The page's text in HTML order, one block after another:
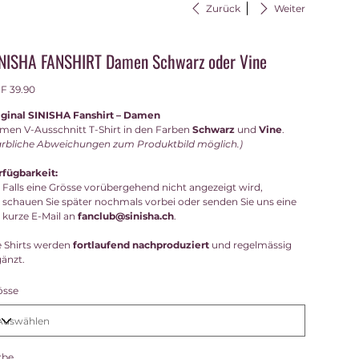
Zurück Weiter
FANSHIRT Damen Schwarz oder Vine
39.90
SINISHA Fanshirt – Damen
V-Ausschnitt T-Shirt in den Farben Schwarzund Vine.
Abweichungen zum Produktbild möglich.)
Falls eine Grösse vorübergehend nicht angezeigt wird,
schauen Sie später nochmals vorbei oder senden Sie uns eine
kurze E-Mail anfanclub@sinisha.ch.
Shirts werden fortlaufend nachproduziertund regelmässig